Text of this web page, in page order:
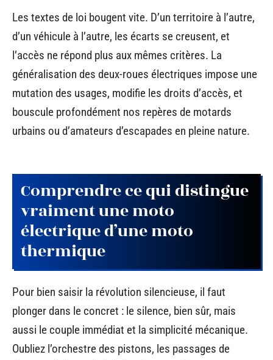
Les textes de loi bougent vite. D’un territoire à l’autre,
d’un véhicule à l’autre, les écarts se creusent, et
l’accès ne répond plus aux mêmes critères. La
généralisation des deux-roues électriques impose une
mutation des usages, modifie les droits d’accès, et
bouscule profondément nos repères de motards
urbains ou d’amateurs d’escapades en pleine nature.
Comprendre ce qui distingue
vraiment une moto
électrique d’une moto
thermique
Pour bien saisir la révolution silencieuse, il faut
plonger dans le concret : le silence, bien sûr, mais
aussi le couple immédiat et la simplicité mécanique.
Oubliez l’orchestre des pistons, les passages de